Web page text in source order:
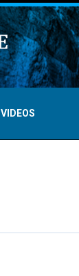
VIDEOS